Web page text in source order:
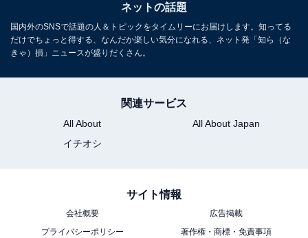
ネットの話題
国内外のSNSで話題の人＆トピックをタイムリーにお届けします。知ってる
だけでちょっと得する、なんだか楽しい気分になれる、ネット発「知ら（な
きゃ）損」ニュースが盛りだくさん。
関連サービス
All About
All About Japan
イチオシ
サイト情報
会社概要
広告掲載
プライバシーポリシー
著作権・商標・免責事項